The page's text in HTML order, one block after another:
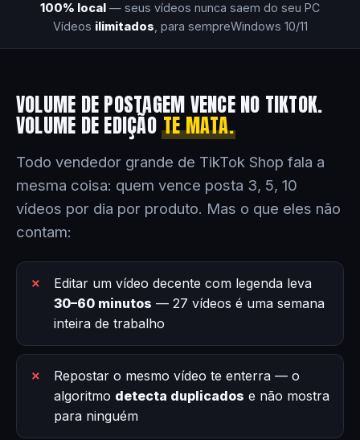
100% local — seus vídeos nunca saem do seu PC
Vídeos ilimitados , para sempreWindows 10/11
VOLUME DE POSTAGEM VENCE NO TIKTOK.
VOLUME DE EDIÇÃOTE MATA.
Todo vendedor grande de TikTok Shop fala a
mesma coisa: quem vence posta 3, 5, 10
vídeos por dia por produto. Mas o que eles não
contam:
Editar um vídeo decente com legenda leva
30–60 minutos — 27 vídeos é uma semana
inteira de trabalho
Repostar o mesmo vídeo te enterra — o
algoritmo detecta duplicados e não mostra
para ninguém